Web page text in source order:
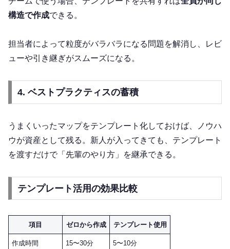
構造で作成できる。
担当者によって粒度がバラバラになる問題を解消し、レビ
ューや引き継ぎがスムーズになる。
4. ベストプラクティスの蓄積
うまくいったマップをテンプレート化しておけば、ノウハ
ウが資産として残る。新人が入ってきても、テンプレート
を渡すだけで「先輩のやり方」を継承できる。
テンプレート活用の効果比較
項目 ゼロから作成 テンプレート使用
作成時間 15〜30分 5〜10分